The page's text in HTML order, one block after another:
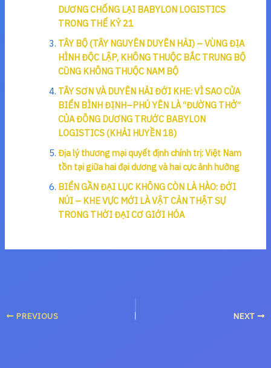
DƯƠNG CHỐNG LẠI BABYLON LOGISTICS
TRONG THẾ KỶ 21
TÂY BỘ (TÂY NGUYÊN DUYÊN HẢI) – VÙNG ĐỊA
HÌNH ĐỘC LẬP, KHÔNG THUỘC BẮC TRUNG BỘ
CŨNG KHÔNG THUỘC NAM BỘ
TÂY SƠN VÀ DUYÊN HẢI ĐỚI KHE: VÌ SAO CỬA
BIỂN BÌNH ĐỊNH–PHÚ YÊN LÀ “ĐƯỜNG THỞ”
CỦA ĐÔNG DƯƠNG TRƯỚC BABYLON
LOGISTICS (KHẢI HUYỀN 18)
Địa lý thương mại quyết định chính trị: Việt Nam
tồn tại giữa hai đại dương và hai cực ảnh hưởng
BIỂN GẦN ĐẠI LỤC KHÔNG CÒN LÀ HÀO: ĐỚI
NÚI – KHE VỰC MỚI LÀ VẬT CẢN THẬT SỰ
TRONG THỜI ĐẠI CƠ GIỚI HÓA
PREVIOUS NEXT